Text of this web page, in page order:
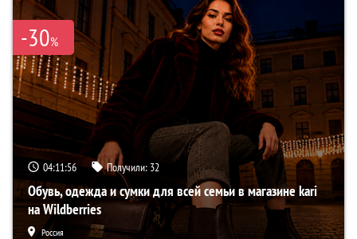
-30%
04:11:55 Получили: 32
Обувь, одежда и сумки для всей семьи в магазине kari
на Wildberries
Россия